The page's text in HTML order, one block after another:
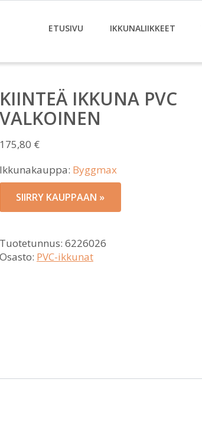
ETUSIVU IKKUNALIIKKEET
KIINTEÄ IKKUNA PVC
VALKOINEN
175,80 €
Ikkunakauppa: Byggmax
SIIRRY KAUPPAAN »
Tuotetunnus: 6226026
Osasto: PVC-ikkunat